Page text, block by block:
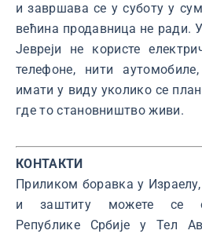
и завршава се у суботу у
већина продавница не ради.
Јевреји не користе
телефоне, нити
имати у виду уколико се
где то становништво живи.
КОНТАКТИ
Приликом боравка у
и заштиту можете се
Републике Србије у Тел